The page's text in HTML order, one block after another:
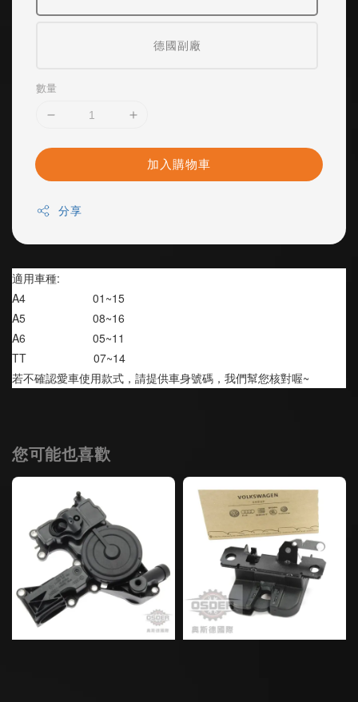
德國副廠
數量
加入購物車
分享
適用車種:
A4                     01~15
A5                     08~16
A6                     05~11
TT                     07~14
若不確認愛車使用款式，請提供車身號碼，我們幫您核對喔~
您可能也喜歡